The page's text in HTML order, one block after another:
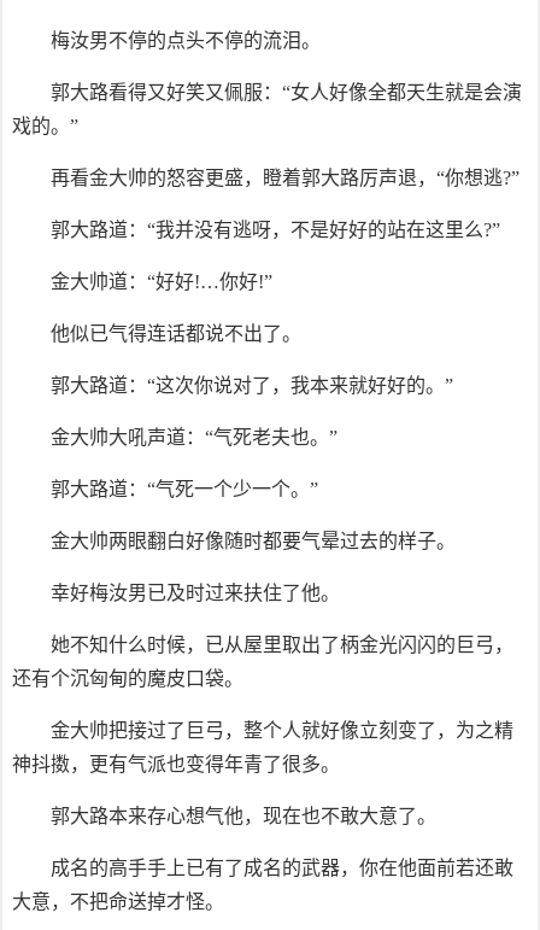
梅汝男不停的点头不停的流泪。
郭大路看得又好笑又佩服：“女人好像全都天生就是会演
戏的。”
再看金大帅的怒容更盛，瞪着郭大路厉声退，“你想逃?”
郭大路道：“我并没有逃呀，不是好好的站在这里么?”
金大帅道：“好好!…你好!”
他似已气得连话都说不出了。
郭大路道：“这次你说对了，我本来就好好的。”
金大帅大吼声道：“气死老夫也。”
郭大路道：“气死一个少一个。”
金大帅两眼翻白好像随时都要气晕过去的样子。
幸好梅汝男已及时过来扶住了他。
她不知什么时候，已从屋里取出了柄金光闪闪的巨弓，
还有个沉匈甸的魔皮口袋。
金大帅把接过了巨弓，整个人就好像立刻变了，为之精
神抖擞，更有气派也变得年青了很多。
郭大路本来存心想气他，现在也不敢大意了。
成名的高手手上已有了成名的武器，你在他面前若还敢
大意，不把命送掉才怪。